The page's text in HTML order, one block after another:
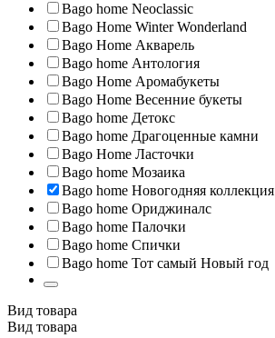
Bago home Neoclassic
Bago Home Winter Wonderland
Bago Home Акварель
Bago home Антология
Bago Home Аромабукеты
Bago Home Весенние букеты
Bago home Детокс
Bago home Драгоценные камни
Bago Home Ласточки
Bago home Мозаика
Bago home Новогодняя коллекция
Bago home Ориджиналс
Bago home Палочки
Bago home Спички
Bago home Тот самый Новый год
Вид товара
Вид товара